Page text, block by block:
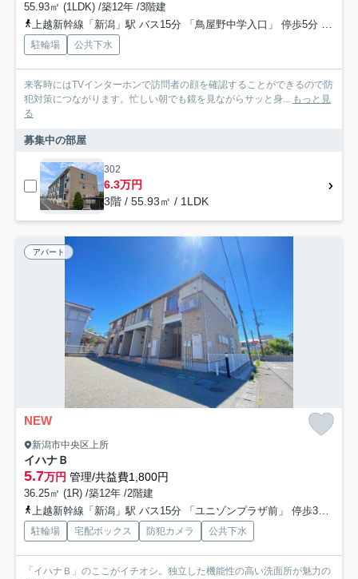
55.93㎡ (1LDK) /築12年 /3階建
上越新幹線「新潟」駅 バス15分 「鳥屋野中学入口」 停歩5分
信越
駐輪場 公共下水
来客時にはTVインターホンで訪問者の顔を確認することができるので防
犯対策につながります。忙しい朝でも鏡を見ながらサッと身... もっと見
る
募集中の部屋
302
6.3万円
3階 / 55.93㎡ / 1LDK
アパート
NEW
新潟市中央区上所
イハナＢ
5.7万円 管理/共益費1,800円
36.25㎡ (1R) /築12年 /2階建
上越新幹線「新潟」駅 バス15分 「ユニゾンプラザ前」 停歩3分
駐輪場 宅配ボックス 防犯カメラ 公共下水
「イハナＢ」のここがイチオシ。独立した機能性の高い洗面所が魅力の